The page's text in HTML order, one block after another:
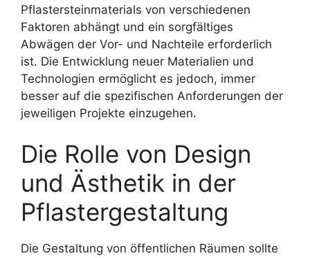
Pflastersteinmaterials von verschiedenen
Faktoren abhängt und ein sorgfältiges
Abwägen der Vor- und Nachteile erforderlich
ist. Die Entwicklung neuer Materialien und
Technologien ermöglicht es jedoch, immer
besser auf die spezifischen Anforderungen der
jeweiligen Projekte einzugehen.
Die Rolle von Design
und Ästhetik in der
Pflastergestaltung
Die Gestaltung von öffentlichen Räumen sollte